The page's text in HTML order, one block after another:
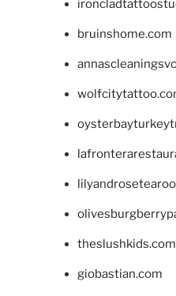
bruinshome.com
theslushkids.com
giobastian.com